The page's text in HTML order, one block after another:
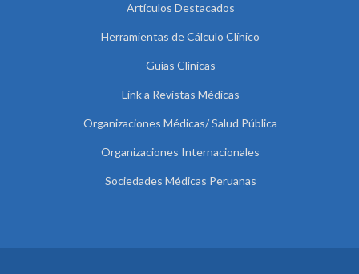
Artículos Destacados
Herramientas de Cálculo Clínico
Guías Clínicas
Link a Revistas Médicas
Organizaciones Médicas/ Salud Pública
Organizaciones Internacionales
Sociedades Médicas Peruanas